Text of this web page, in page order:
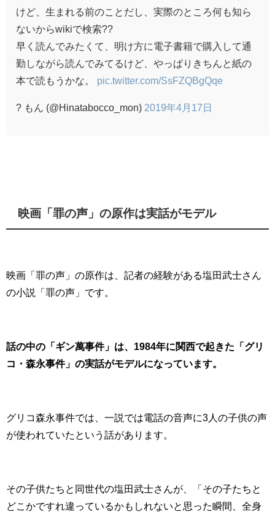
けど、生まれる前のことだし、実際のところ何も知ら
ないからwikiで検索??
早く読んでみたくて、明け方に電子書籍で購入して通
勤しながら読んでみてるけど、やっぱりきちんと紙の
本で読もうかな。 pic.twitter.com/SsFZQBgQqe
? もん (@Hinatabocco_mon) 2019年4月17日
映画「罪の声」の原作は実話がモデル
映画「罪の声」の原作は、記者の経験がある塩田武士さん
の小説「罪の声」です。
話の中の「ギン萬事件」は、1984年に関西で起きた「グリ
コ・森永事件」の実話がモデルになっています。
グリコ森永事件では、一説では電話の音声に3人の子供の声
が使われていたという話があります。
その子供たちと同世代の塩田武士さんが、「その子たちと
どこかですれ違っているかもしれないと思った瞬間、全身